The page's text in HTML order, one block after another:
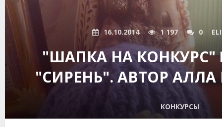
16.10.2014 1 197 0
"ШАПКА НА
"СИРЕНЬ". АВТОР
КОНКУРСЫ